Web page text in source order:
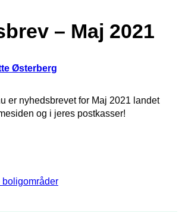
– Maj 2021
Østerberg
er nyhedsbrevet for Maj 2021 landet
og i jeres postkasser!
boligområder